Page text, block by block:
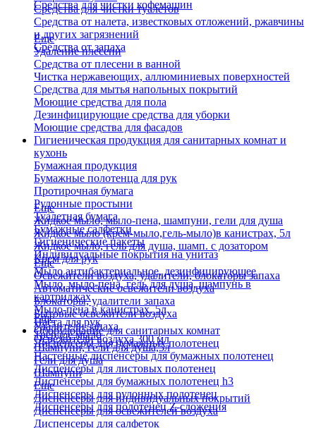
Средства для чистки кофемашин
Средства для чистки туалетов
Средства от налета, известковых отложений, ржавчины
и других загрязнений
Средства от запаха
Еще
Удаление плесени
Средства от плесени в ванной
Чистка нержавеющих, аллюминиевых поверхностей
Средства для мытья напольных покрытий
Моющие средства для пола
Дезинфицирующие средства для уборки
Моющие средства для фасадов
Гигиеническая продукция для санитарных комнат и
кухонь
Бумажная продукция
Бумажные полотенца для рук
Протирочная бумага
Рулонные простыни
Туалетная бумага
Бумажные салфетки
Гигиенические пакеты
Индивидуальные покрытия на унитаз
Еще
Жидкое мыло, мыло-пена, шампуни, гели для душа
Жидкое мыло (крем-мыло,гель-мыло)в канистрах, 5л
Жидкое мыло, гель для душа, шамп. с дозатором
Крем для рук
Мыло антибактериальное, дезинфицирующее
Мыло, мыло-пена, гель для душа, шампунь в
картриджах
Мыло-пена в канистрах, 5л
Паста для рук
Твердое мыло
Шампуни, гели для душа,5л
Гели для душа
Шампуни
Еще
Освежители воздуха, удалители, блокаторы запаха
Автоматические освежители воздуха
Блокаторы, удалители запаха
Бытовые освежители воздуха
Удалители запаха
Освежители воздуха 300 мл
Еще
Оборудование для санитарных комнат
Диспенсеры для бумажных полотенец
Настенные диспенсеры для бумажных полотенец
Диспенсеры для листовых полотенец
Диспенсеры для бумажных полотенец h3
Диспенсеры для рулонных полотенец
Диспенсеры для полотенец Z-сложения
Еще
Диспенсеры для индивидуальных покрытий
Диспенсеры для освежителей воздуха
Диспенсеры для салфеток